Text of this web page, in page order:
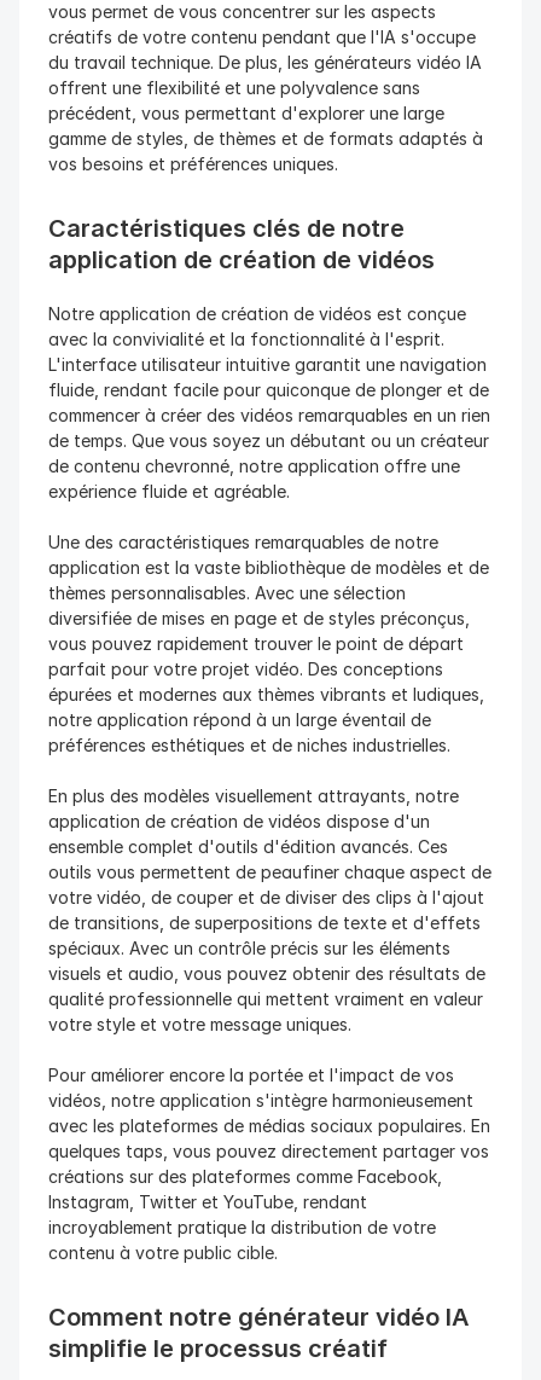
vous permet de vous concentrer sur les aspects
créatifs de votre contenu pendant que l'IA s'occupe
du travail technique. De plus, les générateurs vidéo IA
offrent une flexibilité et une polyvalence sans
précédent, vous permettant d'explorer une large
gamme de styles, de thèmes et de formats adaptés à
vos besoins et préférences uniques.
Caractéristiques clés de notre
application de création de vidéos
Notre application de création de vidéos est conçue
avec la convivialité et la fonctionnalité à l'esprit.
L'interface utilisateur intuitive garantit une navigation
fluide, rendant facile pour quiconque de plonger et de
commencer à créer des vidéos remarquables en un rien
de temps. Que vous soyez un débutant ou un créateur
de contenu chevronné, notre application offre une
expérience fluide et agréable.
Une des caractéristiques remarquables de notre
application est la vaste bibliothèque de modèles et de
thèmes personnalisables. Avec une sélection
diversifiée de mises en page et de styles préconçus,
vous pouvez rapidement trouver le point de départ
parfait pour votre projet vidéo. Des conceptions
épurées et modernes aux thèmes vibrants et ludiques,
notre application répond à un large éventail de
préférences esthétiques et de niches industrielles.
En plus des modèles visuellement attrayants, notre
application de création de vidéos dispose d'un
ensemble complet d'outils d'édition avancés. Ces
outils vous permettent de peaufiner chaque aspect de
votre vidéo, de couper et de diviser des clips à l'ajout
de transitions, de superpositions de texte et d'effets
spéciaux. Avec un contrôle précis sur les éléments
visuels et audio, vous pouvez obtenir des résultats de
qualité professionnelle qui mettent vraiment en valeur
votre style et votre message uniques.
Pour améliorer encore la portée et l'impact de vos
vidéos, notre application s'intègre harmonieusement
avec les plateformes de médias sociaux populaires. En
quelques taps, vous pouvez directement partager vos
créations sur des plateformes comme Facebook,
Instagram, Twitter et YouTube, rendant
incroyablement pratique la distribution de votre
contenu à votre public cible.
Comment notre générateur vidéo IA
simplifie le processus créatif